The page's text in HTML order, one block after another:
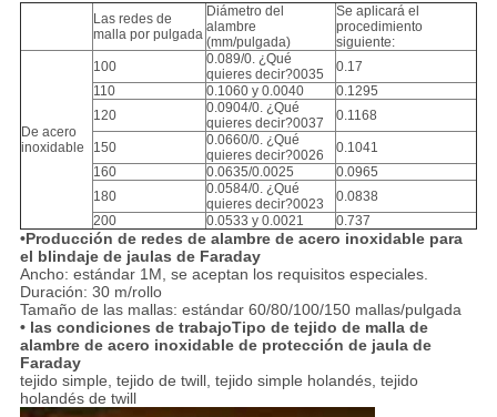
Las redes de
malla por pulgada
Diámetro del
alambre
(mm/pulgada)
Se aplicará el
procedimiento
siguiente:
De acero
inoxidable
100
0.089/0. ¿Qué
quieres decir?0035
0.17
110
0.1060 y 0.0040
0.1295
120
0.0904/0. ¿Qué
quieres decir?0037
0.1168
150
0.0660/0. ¿Qué
quieres decir?0026
0.1041
160
0.0635/0.0025
0.0965
180
0.0584/0. ¿Qué
quieres decir?0023
0.0838
200
0.0533 y 0.0021 0.737
•Producción de redes de alambre de acero inoxidable para
el blindaje de jaulas de Faraday
Ancho: estándar 1M, se aceptan los requisitos especiales.
Duración: 30 m/rollo
Tamaño de las mallas: estándar 60/80/100/150 mallas/pulgada
• las condiciones de trabajoTipo de tejido de malla de
alambre de acero inoxidable de protección de jaula de
Faraday
tejido simple, tejido de twill, tejido simple holandés, tejido
holandés de twill